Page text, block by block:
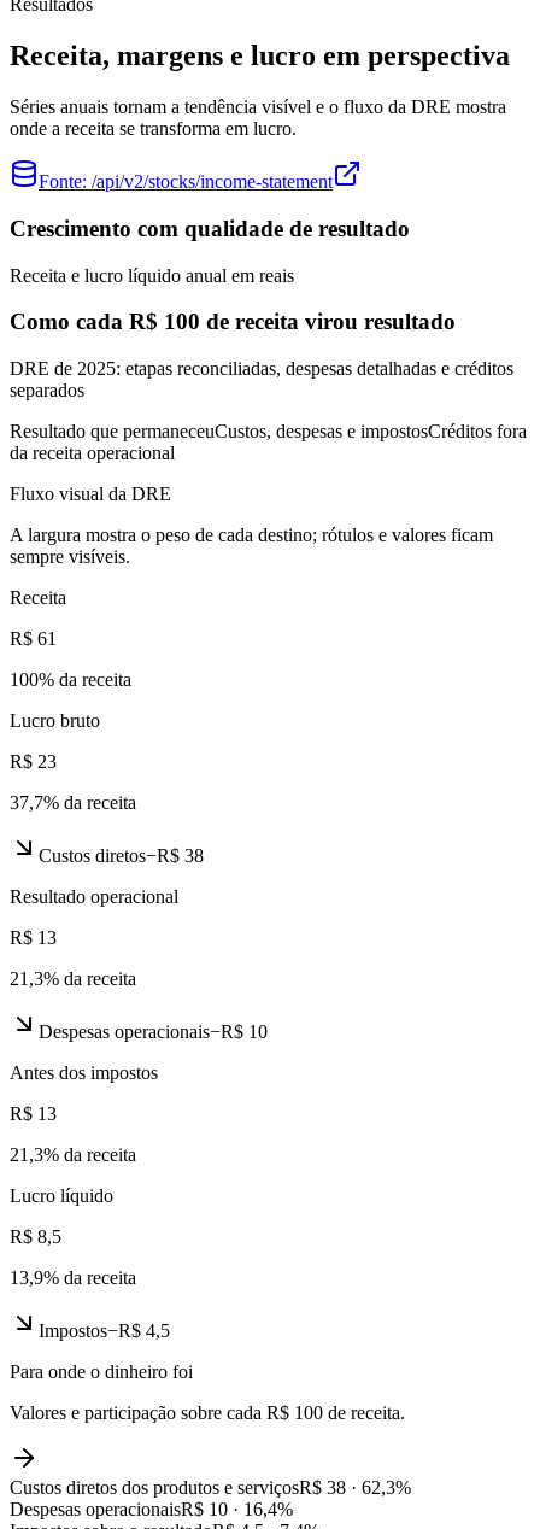
Resultados
Receita, margens e lucro em perspectiva
Séries anuais tornam a tendência visível e o fluxo da DRE mostra
onde a receita se transforma em lucro.
Fonte: /api/v2/stocks/income-statement
Crescimento com qualidade de resultado
Receita e lucro líquido anual em reais
Como cada R$ 100 de receita virou resultado
DRE de 2025: etapas reconciliadas, despesas detalhadas e créditos
separados
Resultado que permaneceuCustos, despesas e impostosCréditos fora
da receita operacional
Fluxo visual da DRE
A largura mostra o peso de cada destino; rótulos e valores ficam
sempre visíveis.
Receita
R$ 61
100% da receita
Lucro bruto
R$ 23
37,7% da receita
Custos diretos−R$ 38
Resultado operacional
R$ 13
21,3% da receita
Despesas operacionais−R$ 10
Antes dos impostos
R$ 13
21,3% da receita
Lucro líquido
R$ 8,5
13,9% da receita
Impostos−R$ 4,5
Para onde o dinheiro foi
Valores e participação sobre cada R$ 100 de receita.
Custos diretos dos produtos e serviçosR$ 38 · 62,3%
Despesas operacionaisR$ 10 · 16,4%